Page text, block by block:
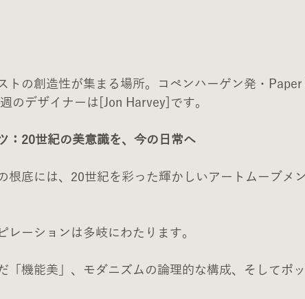
トの創造性が集まる場所。コペンハーゲン発・
のデザイナーは[ Jon Harvey ]です。
：20世紀の美意識を、今の日常へ
根底には、20世紀を彩った輝かしいアートムーブメ
レーションは多岐にわたります。
「機能美」、モダニズムの論理的な構成、そしてポ